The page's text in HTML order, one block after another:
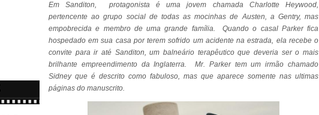
Em Sanditon, protagonista é uma jovem chamada Charlotte Heywood,
pertencente ao grupo social de todas as mocinhas de Austen, a Gentry, mas
empobrecida e membro de uma grande família. Quando o casal Parker fica
hospedado em sua casa por terem sofrido um acidente na estrada, ela recebe o
convite para ir até Sanditon, um balneário terapêutico que deveria ser o mais
brilhante empreendimento da Inglaterra. Mr. Parker tem um irmão chamado
Sidney que é descrito como fabuloso, mas que aparece somente nas ultimas
páginas do manuscrito.